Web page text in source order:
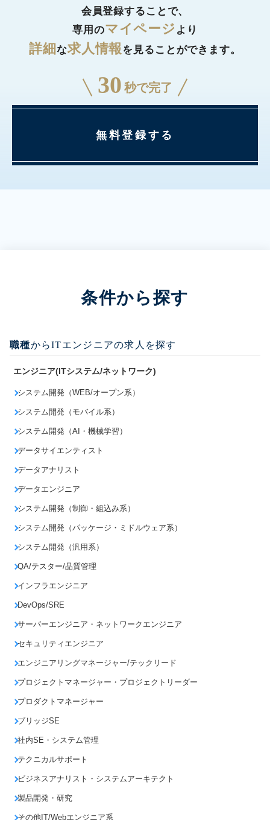
会員登録することで、
専用のマイページ より
詳細な求人情報を見ることができます。
30 秒で完了
無料登録する
条件から探す
職種からITエンジニアの求人を探す
エンジニア(ITシステム/ネットワーク)
システム開発（WEB/オープン系）
システム開発（モバイル系）
システム開発（AI・機械学習）
データサイエンティスト
データアナリスト
データエンジニア
システム開発（制御・組込み系）
システム開発（パッケージ・ミドルウェア系）
システム開発（汎用系）
QA/テスター/品質管理
インフラエンジニア
DevOps/SRE
サーバーエンジニア・ネットワークエンジニア
セキュリティエンジニア
エンジニアリングマネージャー/テックリード
プロジェクトマネージャー・プロジェクトリーダー
プロダクトマネージャー
ブリッジSE
社内SE・システム管理
テクニカルサポート
ビジネスアナリスト・システムアーキテクト
製品開発・研究
その他IT/Webエンジニア系